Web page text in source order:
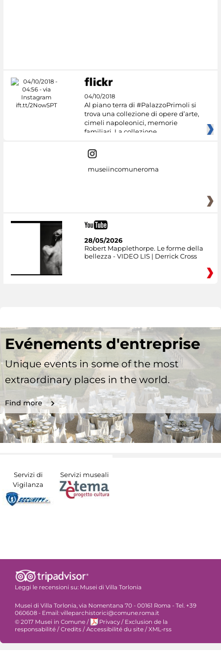
04/10/2018
Al piano terra di #PalazzoPrimoli si
trova una collezione di opere d’arte,
cimeli napoleonici, memorie
familiari. La collezione
museiincomuneroma
28/05/2026
Robert Mapplethorpe. Le forme della
bellezza - VIDEO LIS | Derrick Cross
Evénements d'entreprise
Unique events in some of the most
extraordinary places in the world.
Find more
Servizi di
Vigilanza
Servizi museali
Leggi le recensioni su: Musei di Villa Torlonia
Musei di Villa Torlonia, via Nomentana 70 - 00161 Roma - Tel. +39
060608 - Email: villeparchistorici@comune.roma.it
© 2017 Musei in Comune / Privacy / Exclusion de la
responsabilité / Credits / Accessibilité du site / XML-rss